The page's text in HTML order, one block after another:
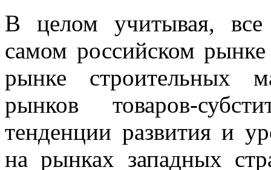
В целом учитывая, все
самом российском
рынке строительных
рынков товаров-
тенденции развития и
на рынках западных